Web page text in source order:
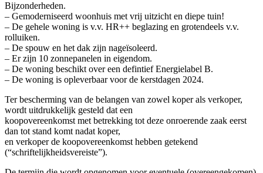
Bijzonderheden.
– Gemoderniseerd woonhuis met vrij uitzicht en diepe tuin!
– De gehele woning is v.v. HR++ beglazing en grotendeels v.v.
rolluiken.
– De spouw en het dak zijn nageïsoleerd.
– Er zijn 10 zonnepanelen in eigendom.
– De woning beschikt over een defintief Energielabel B.
– De woning is opleverbaar voor de kerstdagen 2024.
Ter bescherming van de belangen van zowel koper als verkoper,
wordt uitdrukkelijk gesteld dat een
koopovereenkomst met betrekking tot deze onroerende zaak eerst
dan tot stand komt nadat koper,
en verkoper de koopovereenkomst hebben getekend
(“schriftelijkheidsvereiste”).